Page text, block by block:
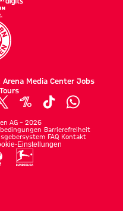
Arena Media Center Jobs
AG – 2026
Barrierefreiheit
FAQ Kontakt
Einstellungen